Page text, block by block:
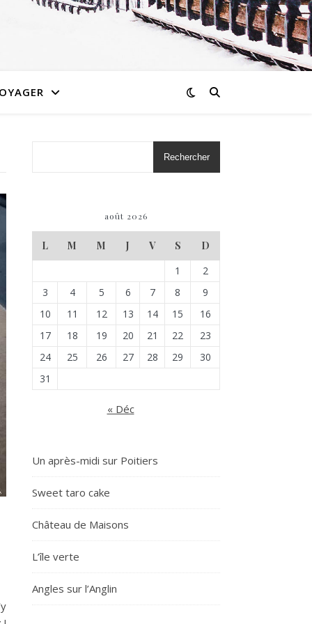
Rechercher
août 2026
L M M J V S
D
1
2
3
4 5 6 7 8
9
10
11 12 13 14 15
16
17
18 19 20 21 22
23
24
25 26 27 28 29
30
31
« Déc
Un après-midi sur Poitiers
Sweet taro cake
Château de Maisons
L’île verte
Angles sur l’Anglin